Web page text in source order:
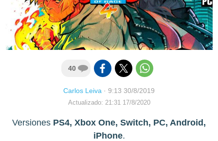
40
Carlos Leiva · 9:13 30/8/2019
Actualizado: 21:31 17/8/2020
Versiones PS4, Xbox One, Switch, PC, Android,
iPhone.